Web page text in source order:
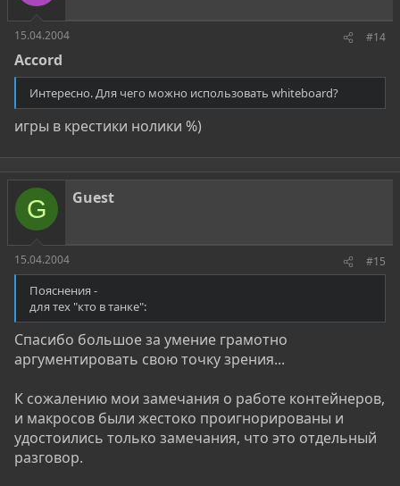
15.04.2004 #14
Accord
Интересно. Для чего можно использовать whiteboard?
игры в крестики нолики %)
G Guest
15.04.2004 #15
Пояснения -
для тех "кто в танке":
Спасибо большое за умение грамотно
аргументировать свою точку зрения...
К сожалению мои замечания о работе контейнеров,
и макросов были жестоко проигнорированы и
удостоились только замечания, что это отдельный
разговор.